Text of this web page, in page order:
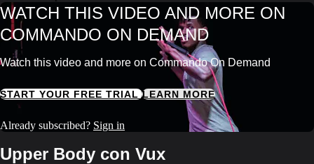
WATCH THIS VIDEO AND MORE ON
COMMANDO ON DEMAND
Watch this video and more on Commando On Demand
START YOUR FREE TRIALLEARN MORE
Already subscribed? Sign in
Upper Body con Vux